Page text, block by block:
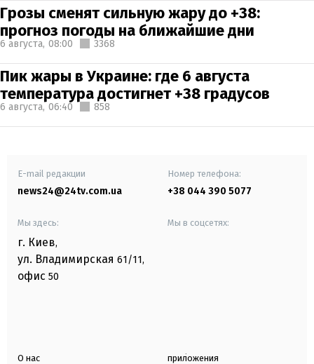
Грозы сменят сильную жару до +38:
прогноз погоды на ближайшие дни
6 августа, 08:00 3368
Пик жары в Украине: где 6 августа
температура достигнет +38 градусов
6 августа, 06:40 858
E-mail редакции
news24@24tv.com.ua
Номер телефона:
+38 044 390 5077
Мы здесь:
г. Киев,
ул. Владимирская 61/11,
офис 50
Мы в соцсетях:
О нас приложения